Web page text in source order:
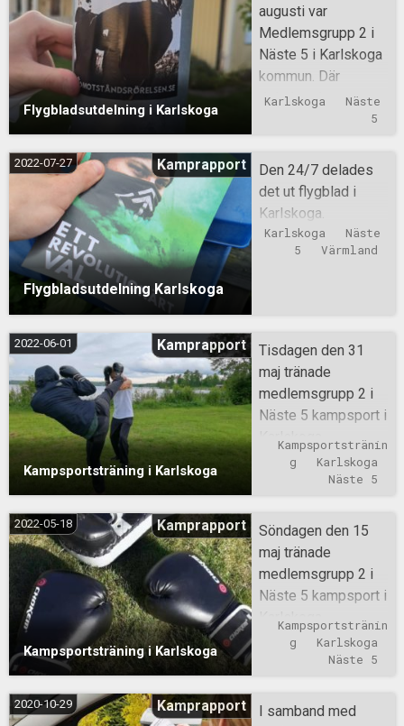
Flygbladsutdelning i Karlskoga
augusti var
Medlemsgrupp 2 i
Näste 5 i Karlskoga
kommun. Där
delades det ut
sattes upp.
Karlskoga
Näste
5
Flygbladsutdelning Karlskoga
2022-07-27 Kamprapport
Den 24/7 delades
det ut flygblad i
Karlskoga.
Karlskoga
Näste
5
Värmland
Kampsportsträning i Karlskoga
2022-06-01 Kamprapport
Tisdagen den 31
maj tränade
medlemsgrupp 2 i
Näste 5 kampsport i
Träningen
innefattade spark
slagkombinationer,
styrketräning,
sparring och
sparring mot flera
Kampsportstränin
g
Karlskoga
Näste 5
Kampsportsträning i Karlskoga
2022-05-18 Kamprapport
Söndagen den 15
maj tränade
medlemsgrupp 2 i
Näste 5 kampsport i
Deltagarna fick öva
på diverse slag och
avståndsbedömning
Kampsportstränin
g
Karlskoga
Näste 5
2020-10-29 Kamprapport
I samband med